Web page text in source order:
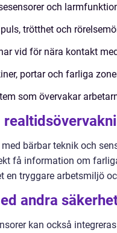
och
trötthet och
vid för nära kontakt
portar och farliga
som övervakar
bärbar teknik och
få information om
en tryggare arbetsmiljö
andra
kan också